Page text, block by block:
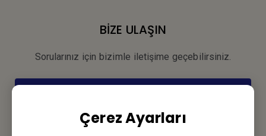
Çerez Ayarları
BİZE ULAŞIN
Sorularınız için bizimle iletişime geçebilirsiniz.